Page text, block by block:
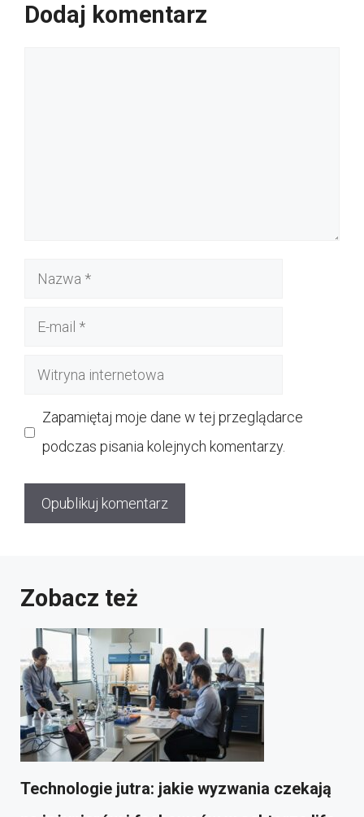
Dodaj komentarz
Nazwa
Witryna
Zapamiętaj moje dane w tej przeglądarce
podczas pisania kolejnych komentarzy.
Zobacz też
Technologie jutra: jakie wyzwania czekają